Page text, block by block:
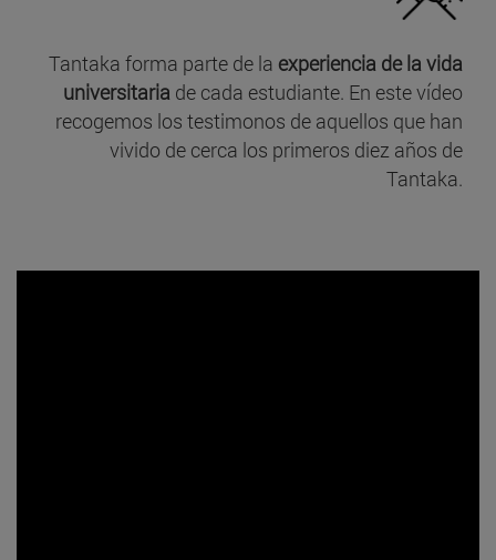
Tantaka forma parte de la experiencia de la vida
universitaria de cada estudiante. En este vídeo
recogemos los testimonos de aquellos que han
vivido de cerca los primeros diez años de
Tantaka.